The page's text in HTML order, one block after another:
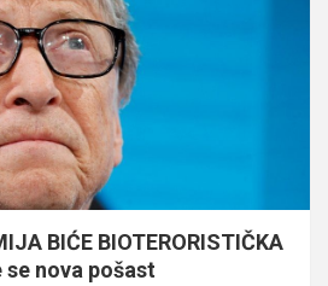
BIĆE BIOTERORISTIČKA
nova pošast